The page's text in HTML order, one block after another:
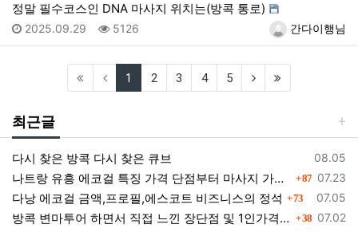
정말 필수코스인 DNA 마사지 위치는(방콕 통로)
등록자간다이행님
등록일
2025.09.29 조회
5126
1 (current)
2 3 4 5 (next)
최근글
등록일
08.05
다시 찾은 방콕 다시 찾은 큐브
등록일
07.23
나트랑 유흥 에코걸 특징 가격 단점부터 마사지 가라오케 알아보기 댓글
87
등록일
07.05
다낭 에코걸 금액,프로필,에스코트 비즈니스의 정석 73
등록일
07.02
방콕 변마투어 하면서 직접 느낀 장단점 및 1인가격 소개 댓글
38